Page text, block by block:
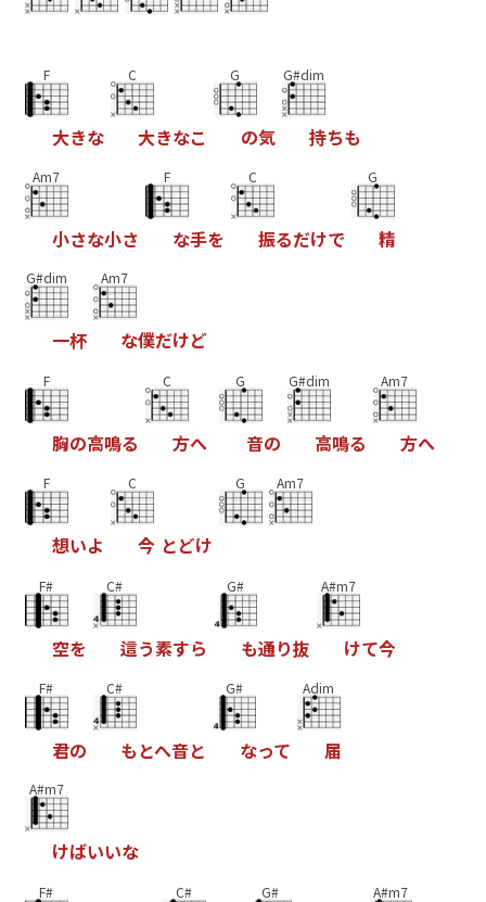
F
大きな
C
大きなこ
G
の気
G#dim
持ちも
Am7
小さな小さ
F
な手を
C
振るだけで
G
精
G#dim
一杯
Am7
な僕だけど
F
胸の高鳴る
C
方へ
G
音の
G#dim
高鳴る
Am7
方へ
F
想いよ
C
今 とどけ
G Am7
F#
空を
C#
這う素すら
G#
も通り抜
A#m7
けて今
F#
君の
C#
もとへ音と
G#
なって
Adim
届
A#m7
けばいいな
F# C# G# A#m7